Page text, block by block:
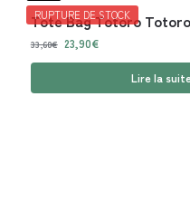
RUPTURE DE STOCK
Tote Bag Totoro Totoro
33,60€ 23,90€
Lire la